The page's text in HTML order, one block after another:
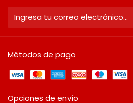
Métodos de pago
Opciones de envío